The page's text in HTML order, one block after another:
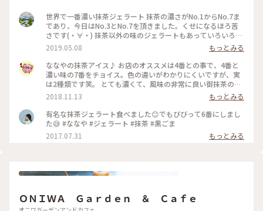
世界で一番濃い抹茶ジェラート 抹茶の濃さがNo.1からNo.7ま
であり、今日はNo.3とNo.7を頂きました。くせになるほろ苦
さです(・∀・) 抹茶以外の味のジェラートもあっていろいろ食
べ比べてみるのもいいかも！ #静岡県 #おいしい時間 #抹茶ジ
ェラート
2019.05.08
もっとみる
ななやの抹茶アイス♪ お店のオススメは4番との事で、4番と
濃い味の7番をチョイス。色の違いがわかりにくいですが、実
は2種類です笑。 とても濃くて、風味の非常に良い御抹茶のア
イスです。静岡に行った際は是非✨ #アイス#静岡#ななや#抹
茶
2018.11.13
もっとみる
有名な抹茶ジェラート食べました😊でもびびって6番にしまし
た😅 #ななや #ジェラート #抹茶 #黒ごま
2017.07.31
もっとみる
ＯＮＩＷＡ Ｇａｒｄｅｎ ＆ Ｃａｆｅ
オニワガーデンアンドカフェ